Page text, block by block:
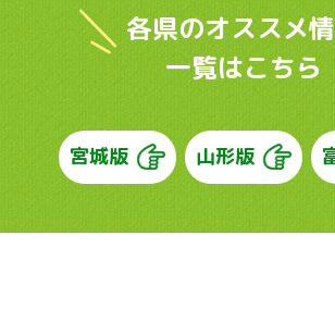
各県のオススメ
一覧はこちら
宮城版 山形版